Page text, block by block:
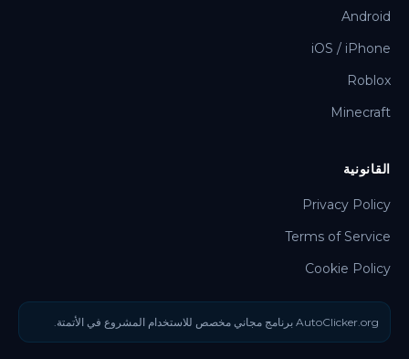
Android
iOS / iPhone
Roblox
Minecraft
القانونية
Privacy Policy
Terms of Service
Cookie Policy
AutoClicker.org برنامج مجاني مخصص للاستخدام المشروع في الأتمتة.